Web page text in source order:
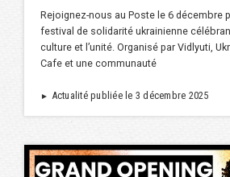
Rejoignez-nous au Poste le 6 décembre
festival de solidarité ukrainienne
culture et l’unité. Organisé par Vidlyuti,
Cafe et une communauté
► Actualité publiée le 3 décembre 2025